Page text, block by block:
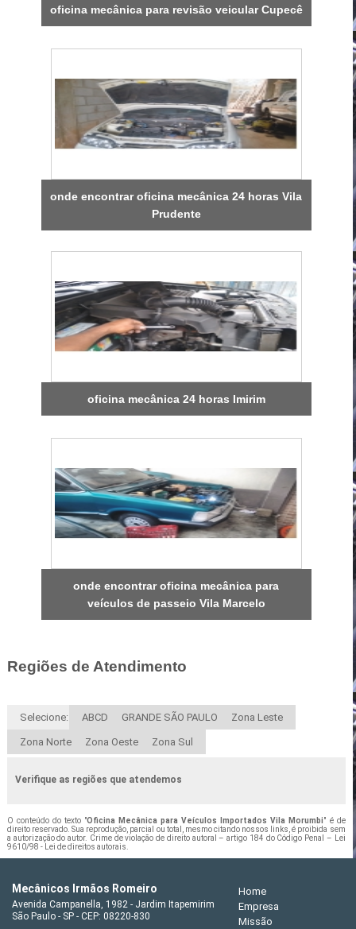
oficina mecânica para revisão veicular Cupecê
onde encontrar oficina mecânica 24 horas Vila
Prudente
oficina mecânica 24 horas Imirim
onde encontrar oficina mecânica para
veículos de passeio Vila Marcelo
Regiões de Atendimento
Selecione: ABCD GRANDE SÃO PAULO Zona Leste
Zona Norte Zona Oeste Zona Sul
Verifique as regiões que atendemos
O conteúdo do texto "Oficina Mecânica para Veículos Importados Vila Morumbi" é de
direito reservado. Sua reprodução, parcial ou total, mesmo citando nossos links, é proibida sem
a autorização do autor. Crime de violação de direito autoral – artigo 184 do Código Penal – Lei
9610/98 - Lei de direitos autorais.
Mecânicos Irmãos Romeiro
Avenida Campanella, 1982 - Jardim Itapemirim
São Paulo - SP - CEP: 08220-830
Home
Empresa
Missão